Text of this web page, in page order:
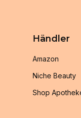
Händler
Amazon
Niche Beauty
Shop